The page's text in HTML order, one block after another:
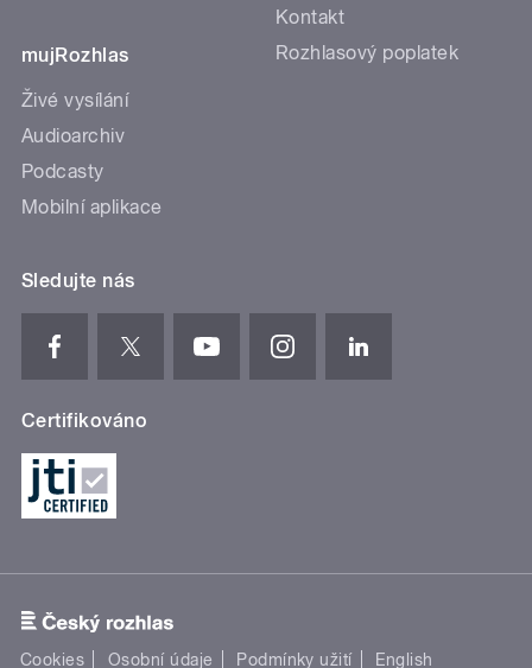
mujRozhlas
Živé vysílání
Audioarchiv
Podcasty
Mobilní aplikace
Kontakt
Rozhlasový poplatek
Sledujte nás
Certifikováno
Cookies Osobní údaje Podmínky užití English